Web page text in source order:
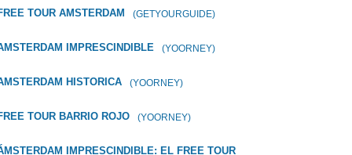
TOUR AMSTERDAM (GETYOURGUIDE)
IMPRESCINDIBLE (YOORNEY)
HISTORICA (YOORNEY)
TOUR BARRIO ROJO (YOORNEY)
IMPRESCINDIBLE: EL FREE TOUR